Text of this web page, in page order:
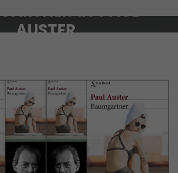
de PAUL
AUSTER